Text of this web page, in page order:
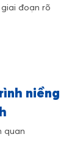
đoạn rõ
niềng
quan